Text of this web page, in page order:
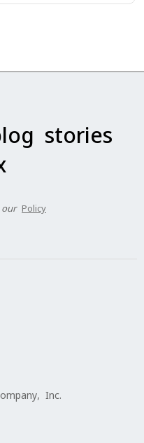
stories
our Policy
Inc.